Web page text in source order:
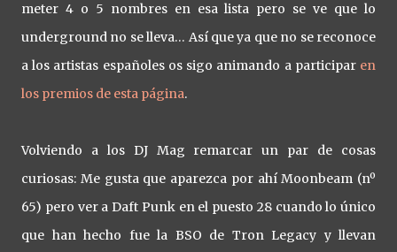
meter 4 o 5 nombres en esa lista pero se ve que lo
underground no se lleva… Así que ya que no se reconoce
a los artistas españoles os sigo animando a participar en
los premios de esta página.
Volviendo a los DJ Mag remarcar un par de cosas
curiosas: Me gusta que aparezca por ahí Moonbeam (nº
65) pero ver a Daft Punk en el puesto 28 cuando lo único
que han hecho fue la BSO de Tron Legacy y llevan